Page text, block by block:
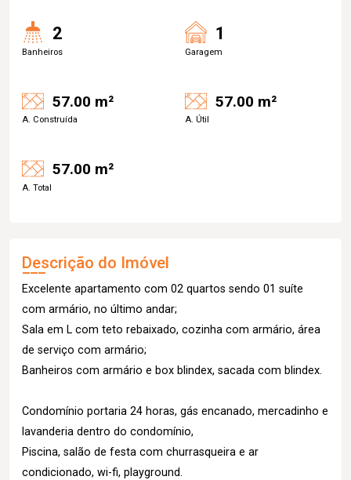
2
Banheiros
1
Garagem
57.00 m²
A. Construída
57.00 m²
A. Útil
57.00 m²
A. Total
Descrição do Imóvel
Excelente apartamento com 02 quartos sendo 01 suíte
com armário, no último andar;
Sala em L com teto rebaixado, cozinha com armário, área
de serviço com armário;
Banheiros com armário e box blindex, sacada com blindex.
Condomínio portaria 24 horas, gás encanado, mercadinho e
lavanderia dentro do condomínio,
Piscina, salão de festa com churrasqueira e ar
condicionado, wi-fi, playground.